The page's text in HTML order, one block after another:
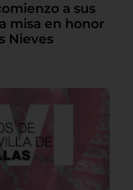
a sus
misa en honor
Nieves